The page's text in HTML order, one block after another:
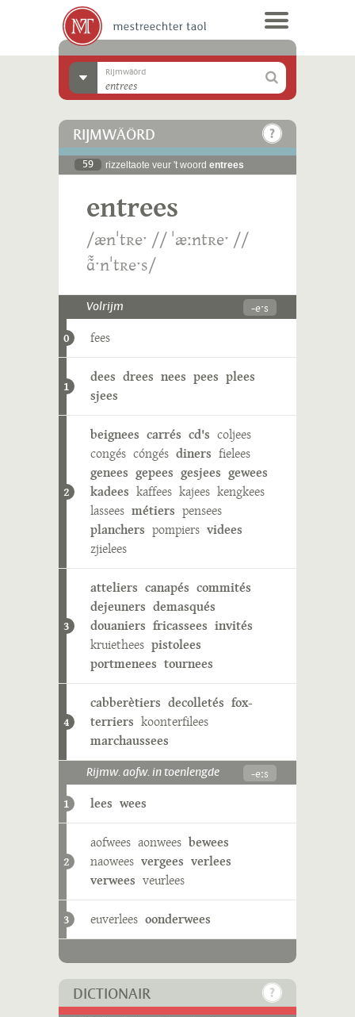
Rijmwäörd
RIJMWÄÖRD
59 rizzeltaote veur 't woord entrees
entrees
/ænˈtʀeˑ // ˈæːntʀeˑ //
ɑ̃̃ˑnˈtʀeˑs/
Volrijm -eˑs
0 fees
1
dees drees nees pees plees
sjees
2
beignees carrés cd's coljees
congés cóngés diners fielees
genees gepees gesjees gewees
kadees kaffees kajees kengkees
lassees métiers pensees
planchers pompiers videes
zjielees
3
atteliers canapés commités
dejeuners demasqués
douaniers fricassees invités
kruiethees pistolees
portmenees tournees
4
cabberètiers decolletés fox-
terriers koonterfilees
marchaussees
Rijmw. aofw. in toenlengde -eːs
1 lees wees
2
aofwees aonwees bewees
naowees vergees verlees
verwees veurlees
3 euverlees oonderwees
DICTIONAIR